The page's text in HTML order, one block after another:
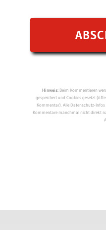
Hinweis:Beim Kommentieren
gespeichert und Cookies gesetzt
Kommentar). Alle Datenschutz-Infos
Kommentare manchmal nicht direkt